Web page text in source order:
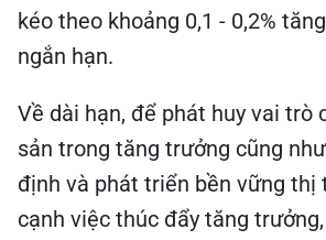
kéo theo khoảng 0,1 - 0,2%
ngắn hạn.
Về dài hạn, để phát huy vai trò
sản trong tăng trưởng cũng
định và phát triển bền vững thị
cạnh việc thúc đẩy tăng